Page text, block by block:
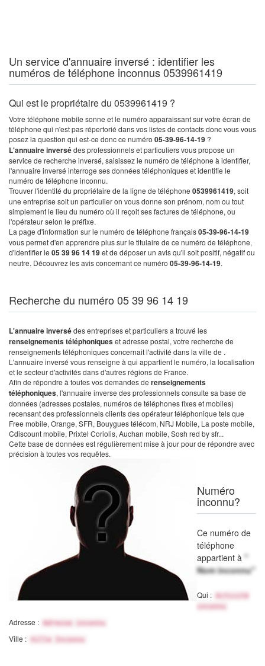
Un service d'annuaire inversé : identifier les
numéros de téléphone inconnus 0539961419
Qui est le propriétaire du 0539961419 ?
Votre téléphone mobile sonne et le numéro apparaissant sur votre écran de
téléphone qui n'est pas répertorié dans vos listes de contacts donc vous vous
posez la question qui est-ce donc ce numéro 05-39-96-14-19 ?
L'annuaire inversédes professionnels et particuliers vous propose un
service de recherche inversé, saisissez le numéro de téléphone à identifier,
l'annuaire inversé interroge ses données téléphoniques et identifie le
numéro de téléphone inconnu.
Trouver l'identité du propriétaire de la ligne de téléphone 0539961419, soit
une entreprise soit un particulier on vous donne son prénom, nom ou tout
simplement le lieu du numéro où il reçoit ses factures de téléphone, ou
l'opérateur selon le préfixe.
La page d'information sur le numéro de téléphone français05-39-96-14-19
vous permet d'en apprendre plus sur le titulaire de ce numéro de téléphone,
d'identifier le 05 39 96 14 19et de déposer un avis qu'il soit positif, négatif ou
neutre. Découvrez les avis concernant ce numéro 05-39-96-14-19.
Recherche du numéro 05 39 96 14 19
L'annuaire inversédes entreprises et particuliers a trouvé les
renseignements téléphoniqueset adresse postal, votre recherche de
renseignements téléphoniques concernait l'activité dans la ville de .
L'annuaire inversé vous renseigne à qui appartient le numéro, la localisation
et le secteur d'activités dans d'autres régions de France.
Afin de répondre à toutes vos demandes de renseignements
téléphoniques, l'annuaire inverse des professionnels consulte sa base de
données (adresses postales, numéros de téléphones fixes et mobiles)
recensant des professionnels clients des opérateur téléphonique tels que
Free mobile, Orange, SFR, Bouygues télécom, NRJ Mobile, La poste mobile,
Cdiscount mobile, Prixtel Coriolis, Auchan mobile, Sosh red by sfr...
Cette base de données est régulièrement mise à jour pour de répondre avec
précision à toutes vos requêtes.
Numéro
inconnu?
Ce numéro de
téléphone
appartient à "
Nom inconnu"
Qui :
Activité
inconnu
Adresse : Adresse inconnu
Ville : Ville Inconnu